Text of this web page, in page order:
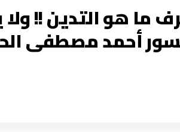
ما هو التدين !!
أحمد مصطفى